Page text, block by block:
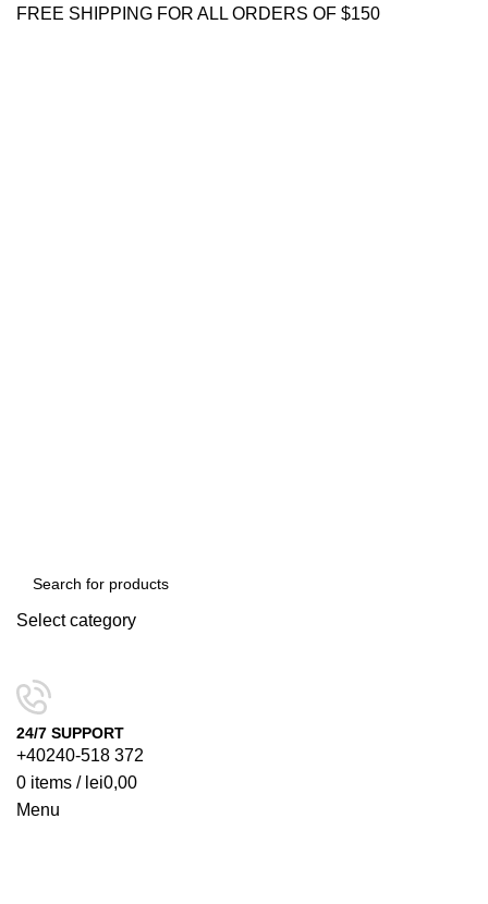
FREE SHIPPING FOR ALL ORDERS OF $150
Select category
24/7 SUPPORT
+40240-518 372
0 items / lei0,00
Menu